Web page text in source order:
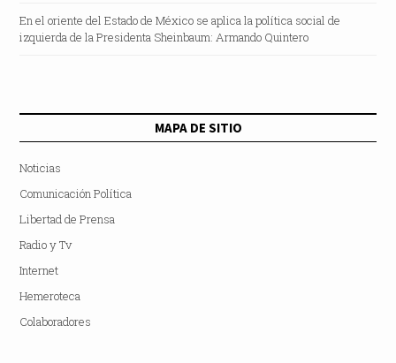
En el oriente del Estado de México se aplica la política social de
izquierda de la Presidenta Sheinbaum: Armando Quintero
MAPA DE SITIO
Noticias
Comunicación Política
Libertad de Prensa
Radio y Tv
Internet
Hemeroteca
Colaboradores